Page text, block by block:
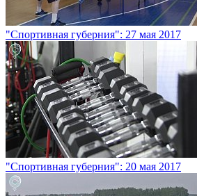
"Спортивная губерния": 27 мая 2017
"Спортивная губерния": 20 мая 2017